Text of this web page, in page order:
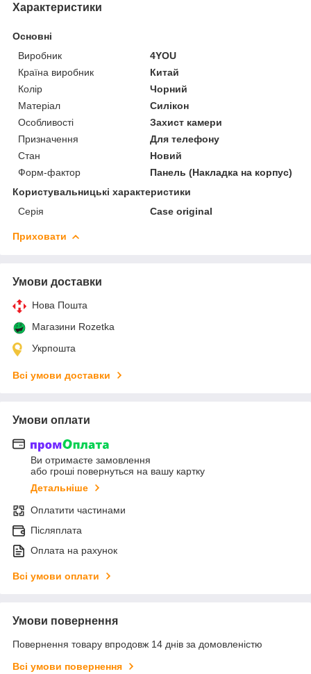
Характеристики
Основні
Виробник
4YOU
Країна виробник
Китай
Колір
Чорний
Матеріал
Силікон
Особливості
Захист камери
Призначення
Для телефону
Стан
Новий
Форм-фактор
Панель (Накладка на корпус)
Користувальницькі характеристики
Серія
Case original
Приховати
Умови доставки
Нова Пошта
Магазини Rozetka
Укрпошта
Всі умови доставки
Умови оплати
Ви отримаєте замовлення
або гроші повернуться на вашу картку
Детальніше
Оплатити частинами
Післяплата
Оплата на рахунок
Всі умови оплати
Умови повернення
Повернення товару впродовж 14 днів за домовленістю
Всі умови повернення